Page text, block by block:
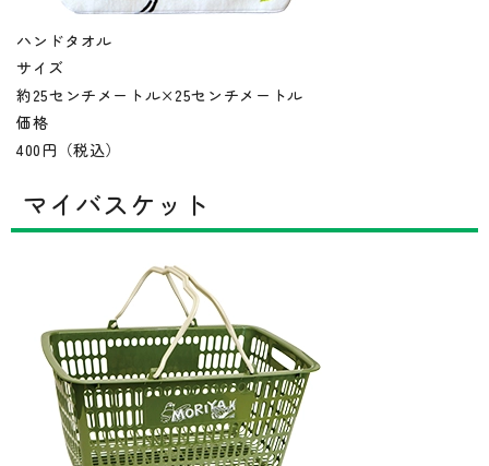
ハンドタオル
サイズ
約25センチメートル×25センチメートル
価格
400円（税込）
マイバスケット